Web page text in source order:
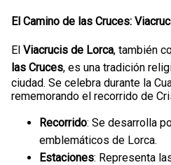
El Camino de las Cruces:
El Viacrucis de Lorca, también
las Cruces, es una tradición
ciudad. Se celebra durante la
rememorando el recorrido de
Recorrido: Se desarrolla
emblemáticos de Lorca.
Estaciones: Representa